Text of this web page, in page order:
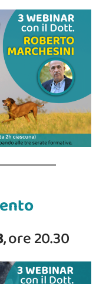
, ore 20.30